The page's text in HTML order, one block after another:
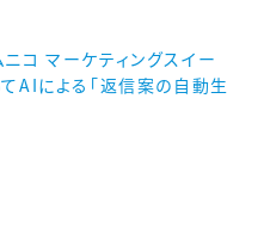
コ マーケティングスイー
てAIによる「返信案の自動生